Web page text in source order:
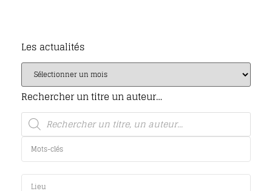
Les actualités
Rechercher un titre un auteur…